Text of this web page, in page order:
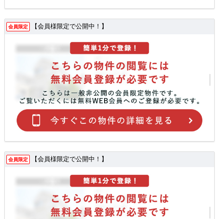
会員限定 【会員様限定で公開中！】
会員限定 【会員様限定で公開中！】